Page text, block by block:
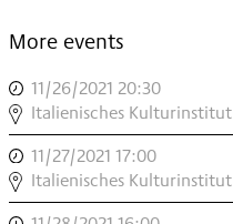
More events
11/26/2021 20:30
COMPROVISE
[#3]
2
,
Italienisches
11/27/2021 17:00
COMPROVISE
[#3]
Italienisches